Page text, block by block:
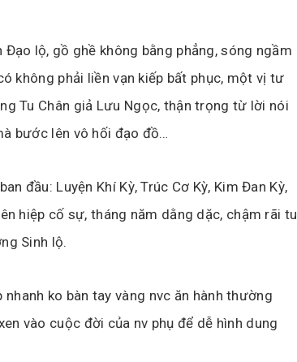
Đạo lộ, gồ ghề không bằng phẳng, sóng ngầm
không phải liền vạn kiếp bất phục, một vị tư
Tu Chân giả Lưu Ngọc, thận trọng từ lời nói
bước lên vô hối đạo đồ…
đầu: Luyện Khí Kỳ, Trúc Cơ Kỳ, Kim Đan Kỳ,
hiệp cố sự, tháng năm dằng dặc, chậm rãi tu
Sinh lộ.
ko bàn tay vàng nvc ăn hành thường
vào cuộc đời của nv phụ để dễ hình dung